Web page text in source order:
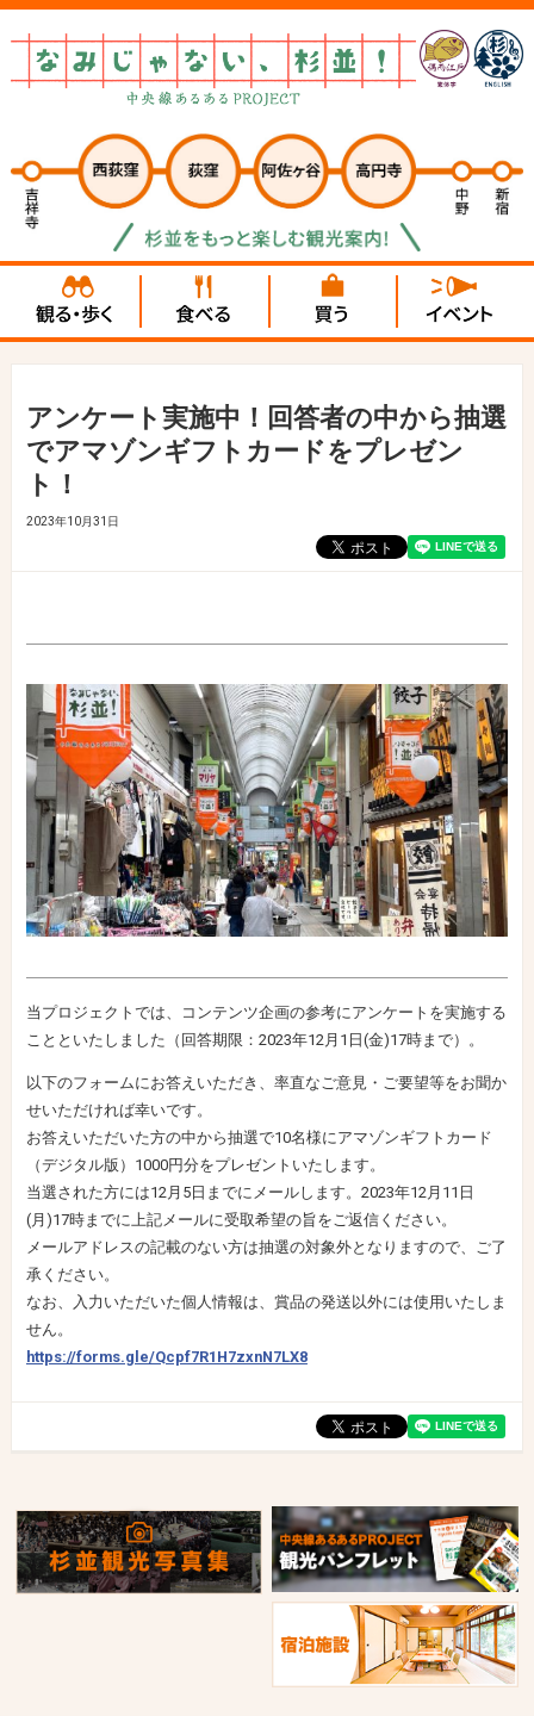
アンケート実施中！回答者の中から抽選
でアマゾンギフトカードをプレゼン
ト！
2023年10月31日
当プロジェクトでは、コンテンツ企画の参考にアンケートを実施する
ことといたしました（回答期限：2023年12月1日(金)17時まで）。
以下のフォームにお答えいただき、率直なご意見・ご要望等をお聞か
せいただければ幸いです。
お答えいただいた方の中から抽選で10名様にアマゾンギフトカード
（デジタル版）1000円分をプレゼントいたします。
当選された方には12月5日までにメールします。2023年12月11日
(月)17時までに上記メールに受取希望の旨をご返信ください。
メールアドレスの記載のない方は抽選の対象外となりますので、ご了
承ください。
なお、入力いただいた個人情報は、賞品の発送以外には使用いたしま
せん。
https://forms.gle/Qcpf7R1H7zxnN7LX8